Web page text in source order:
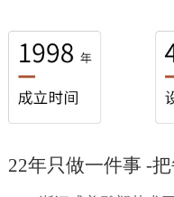
22年只做一件事 -